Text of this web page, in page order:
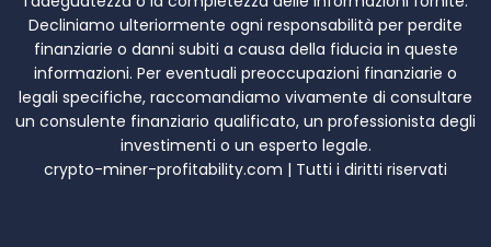
Decliniamo ulteriormente ogni responsabilità per perdite
finanziarie o danni subiti a causa della fiducia in queste
informazioni. Per eventuali preoccupazioni finanziarie o
legali specifiche, raccomandiamo vivamente di consultare
un consulente finanziario qualificato, un professionista degli
investimenti o un esperto legale.
crypto-miner-profitability.com | Tutti i diritti riservati